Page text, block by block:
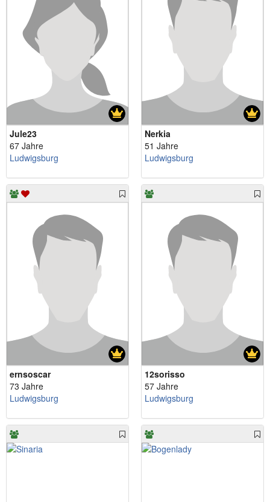
Jule23
67 Jahre
Ludwigsburg
Nerkia
51 Jahre
Ludwigsburg
ernsoscar
73 Jahre
Ludwigsburg
12sorisso
57 Jahre
Ludwigsburg